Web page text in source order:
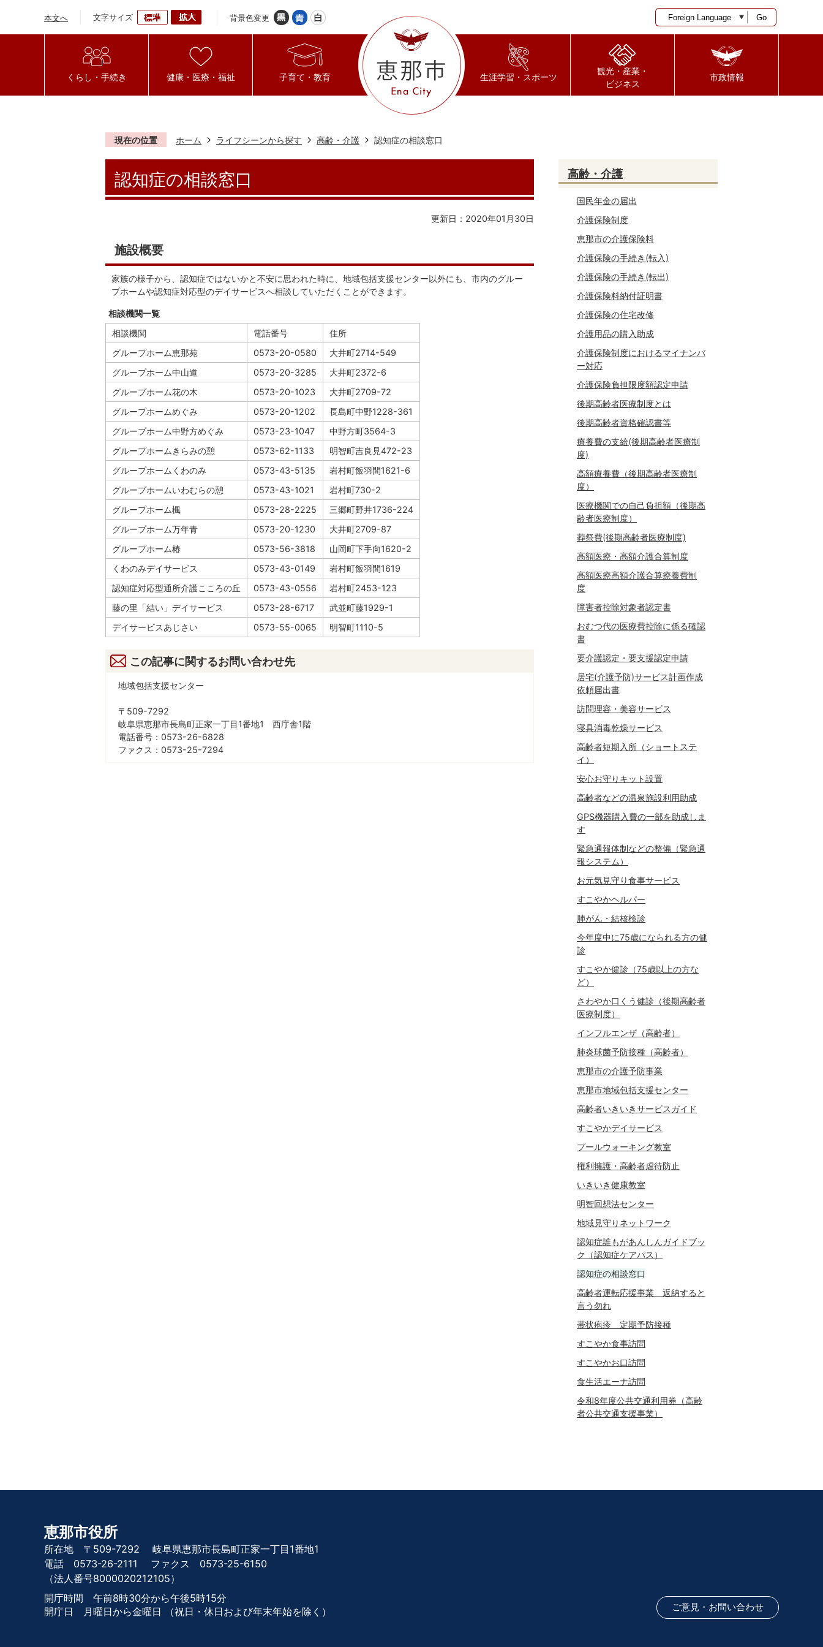
本文へ 文字サイズ 背景色変更 Go
くらし・手続き 健康・医療・福祉 子育て・教育 生涯学習・スポーツ
観光・産業・
ビジネス
市政情報
現在の位置 ホーム ライフシーンから探す 高齢・介護 認知症の相談窓口
認知症の相談窓口
更新日：2020年01月30日
施設概要
家族の様子から、認知症ではないかと不安に思われた時に、地域包括支援センター以外にも、市内のグルー
プホームや認知症対応型のデイサービスへ相談していただくことができます。
相談機関一覧
相談機関
電話番号
住所
グループホーム恵那苑
0573-20-0580
大井町2714-549
グループホーム中山道
0573-20-3285
大井町2372-6
グループホーム花の木
0573-20-1023
大井町2709-72
グループホームめぐみ
0573-20-1202
長島町中野1228-361
グループホーム中野方めぐみ
0573-23-1047
中野方町3564-3
グループホームきらみの憩
0573-62-1133
明智町吉良見472-23
グループホームくわのみ
0573-43-5135
岩村町飯羽間1621-6
グループホームいわむらの憩
0573-43-1021
岩村町730-2
グループホーム楓
0573-28-2225
三郷町野井1736-224
グループホーム万年青
0573-20-1230
大井町2709-87
グループホーム椿
0573-56-3818
山岡町下手向1620-2
くわのみデイサービス
0573-43-0149
岩村町飯羽間1619
認知症対応型通所介護こころの丘
0573-43-0556
岩村町2453-123
藤の里「結い」デイサービス
0573-28-6717
武並町藤1929-1
デイサービスあじさい
0573-55-0065 明智町1110-5
この記事に関するお問い合わせ先
地域包括支援センター
〒509-7292
岐阜県恵那市長島町正家一丁目1番地1 西庁舎1階
電話番号：0573-26-6828
ファクス：0573-25-7294
高齢・介護
国民年金の届出
介護保険制度
恵那市の介護保険料
介護保険の手続き(転入)
介護保険の手続き(転出)
介護保険料納付証明書
介護保険の住宅改修
介護用品の購入助成
介護保険制度におけるマイナンバ
ー対応
介護保険負担限度額認定申請
後期高齢者医療制度とは
後期高齢者資格確認書等
療養費の支給(後期高齢者医療制
度)
高額療養費（後期高齢者医療制
度）
医療機関での自己負担額（後期高
齢者医療制度）
葬祭費(後期高齢者医療制度)
高額医療・高額介護合算制度
高額医療高額介護合算療養費制
度
障害者控除対象者認定書
おむつ代の医療費控除に係る確認
書
要介護認定・要支援認定申請
居宅(介護予防)サービス計画作成
依頼届出書
訪問理容・美容サービス
寝具消毒乾燥サービス
高齢者短期入所（ショートステ
イ）
安心お守りキット設置
高齢者などの温泉施設利用助成
GPS機器購入費の一部を助成しま
す
緊急通報体制などの整備（緊急通
報システム）
お元気見守り食事サービス
すこやかヘルパー
肺がん・結核検診
今年度中に75歳になられる方の健
診
すこやか健診（75歳以上の方な
ど）
さわやか口くう健診（後期高齢者
医療制度）
インフルエンザ（高齢者）
肺炎球菌予防接種（高齢者）
恵那市の介護予防事業
恵那市地域包括支援センター
高齢者いきいきサービスガイド
すこやかデイサービス
プールウォーキング教室
権利擁護・高齢者虐待防止
いきいき健康教室
明智回想法センター
地域見守りネットワーク
認知症誰もがあんしんガイドブッ
ク（認知症ケアパス）
認知症の相談窓口
高齢者運転応援事業 返納すると
言う勿れ
帯状疱疹 定期予防接種
すこやか食事訪問
すこやかお口訪問
食生活エーナ訪問
令和8年度公共交通利用券（高齢
者公共交通支援事業）
恵那市役所
所在地 〒509-7292
岐阜県恵那市長島町正家一丁目1番地1
電話 0573-26-2111
ファクス 0573-25-6150
（法人番号8000020212105）
開庁時間 午前8時30分から午後5時15分
開庁日 月曜日から金曜日
（祝日・休日および年末年始を除く） ご意見・お問い合わせ